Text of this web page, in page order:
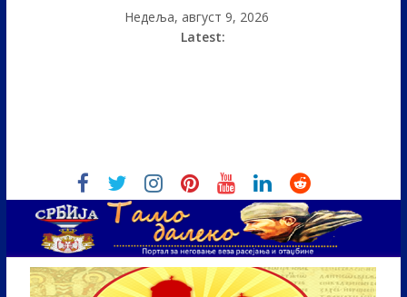
Недеља, август 9, 2026
Latest: